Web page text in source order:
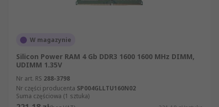
W magazynie
Silicon Power RAM 4 Gb DDR3 1600 1600 MHz DIMM,
UDIMM 1.35V
Nr art. RS 288-3798
Nr części producenta SP004GLLTU160N02
Suma częściowa (1 sztuka)